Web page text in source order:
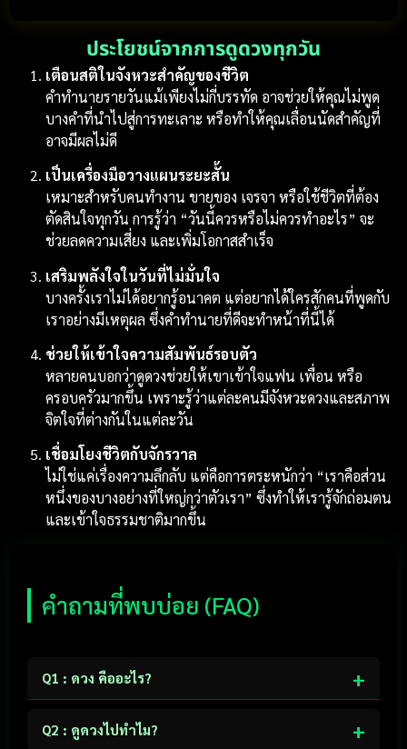
ประโยชน์จากการดูดวงทุกวัน
เตือนสติในจังหวะสำคัญของชีวิต
คำทำนายรายวันแม้เพียงไม่กี่บรรทัด อาจช่วยให้คุณไม่พูด
บางคำที่นำไปสู่การทะเลาะ หรือทำให้คุณเลื่อนนัดสำคัญที่
อาจมีผลไม่ดี
เป็นเครื่องมือวางแผนระยะสั้น
เหมาะสำหรับคนทำงาน ขายของ เจรจา หรือใช้ชีวิตที่ต้อง
ตัดสินใจทุกวัน การรู้ว่า “วันนี้ควรหรือไม่ควรทำอะไร” จะ
ช่วยลดความเสี่ยง และเพิ่มโอกาสสำเร็จ
เสริมพลังใจในวันที่ไม่มั่นใจ
บางครั้งเราไม่ได้อยากรู้อนาคต แต่อยากได้ใครสักคนที่พูดกับ
เราอย่างมีเหตุผล ซึ่งคำทำนายที่ดีจะทำหน้าที่นี้ได้
ช่วยให้เข้าใจความสัมพันธ์รอบตัว
หลายคนบอกว่าดูดวงช่วยให้เขาเข้าใจแฟน เพื่อน หรือ
ครอบครัวมากขึ้น เพราะรู้ว่าแต่ละคนมีจังหวะดวงและสภาพ
จิตใจที่ต่างกันในแต่ละวัน
เชื่อมโยงชีวิตกับจักรวาล
ไม่ใช่แค่เรื่องความลึกลับ แต่คือการตระหนักว่า “เราคือส่วน
หนึ่งของบางอย่างที่ใหญ่กว่าตัวเรา” ซึ่งทำให้เรารู้จักถ่อมตน
และเข้าใจธรรมชาติมากขึ้น
คำถามที่พบบ่อย (FAQ)
Q1 : ดวง คืออะไร?
ชีวิตของบุคคลโดยอิงจากวัน เดือน ปี และเวลาที่เกิด รวมถึง
Q2 : ดูดวงไปทำไม?